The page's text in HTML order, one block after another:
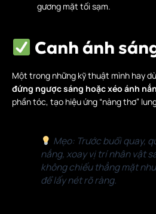
gương mặt tối sạm.
Canh ánh
Một trong những kỹ thuật mình hay
đứng ngược sáng hoặc xéo ánh
phần tóc, tạo hiệu ứng “nàng thơ”
Mẹo: Trước buổi quay,
nắng, xoay vị trí nhân vật
không chiếu thẳng mặt
để lấy nét rõ ràng.